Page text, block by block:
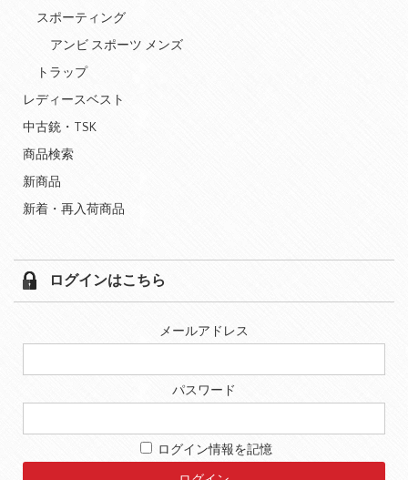
スポーティング
アンビ スポーツ メンズ
トラップ
レディースベスト
中古銃・TSK
商品検索
新商品
新着・再入荷商品
ログインはこちら
メールアドレス
パスワード
ログイン情報を記憶